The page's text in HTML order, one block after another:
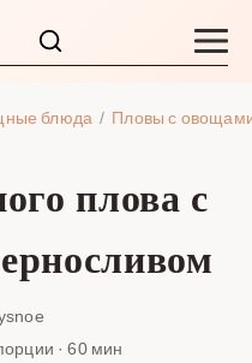
блюда Пловы с
плова с
· 60 мин